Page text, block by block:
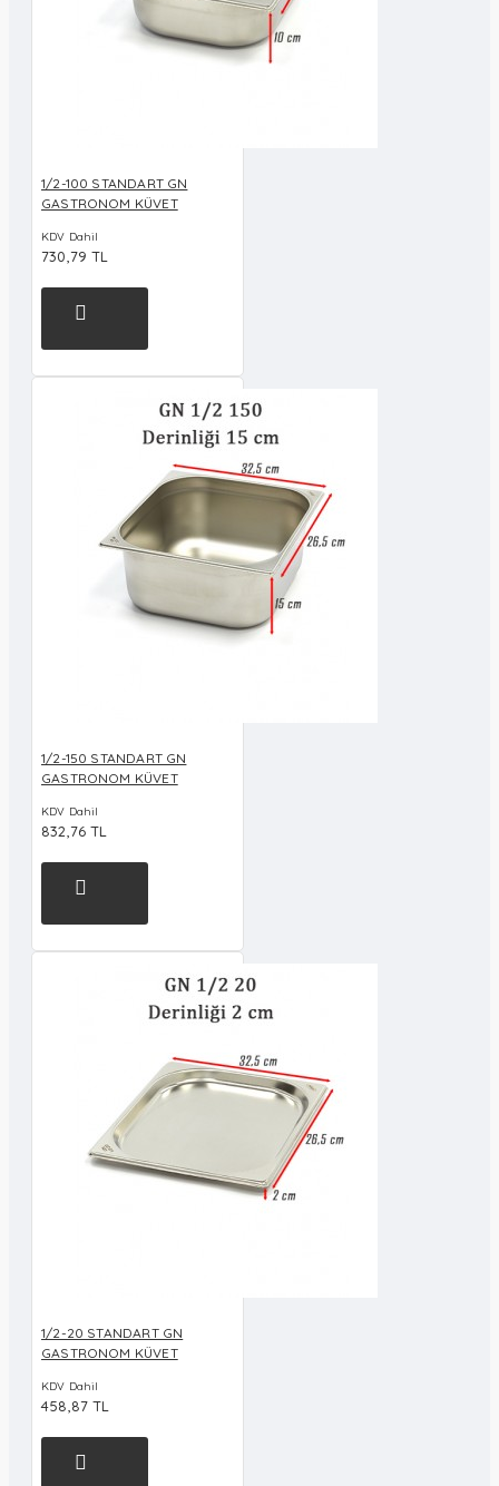
1/2-100 STANDART GN
GASTRONOM KÜVET
KDV Dahil
730,79 TL
1/2-150 STANDART GN
GASTRONOM KÜVET
KDV Dahil
832,76 TL
1/2-20 STANDART GN
GASTRONOM KÜVET
KDV Dahil
458,87 TL